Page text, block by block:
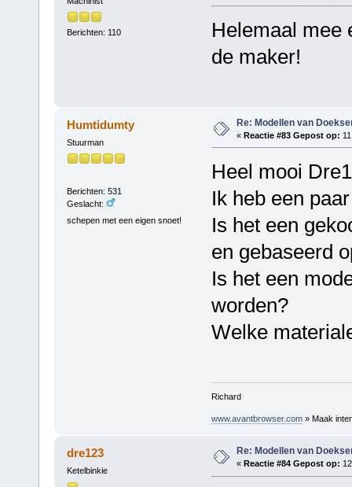
Berichten: 110
Helemaal mee
de maker!
Humtidumty
Stuurman
Berichten: 531
Geslacht:
schepen met een eigen snoet!
Re: Modellen van
« Reactie #83 Gepost op:
Heel mooi
Ik heb een
Is het een
en gebaseerd
Is het een
worden?
Welke
Richard
www.avantbrowser.com» Maak
dre123
Ketelbinkie
Re: Modellen van
« Reactie #84 Gepost op: